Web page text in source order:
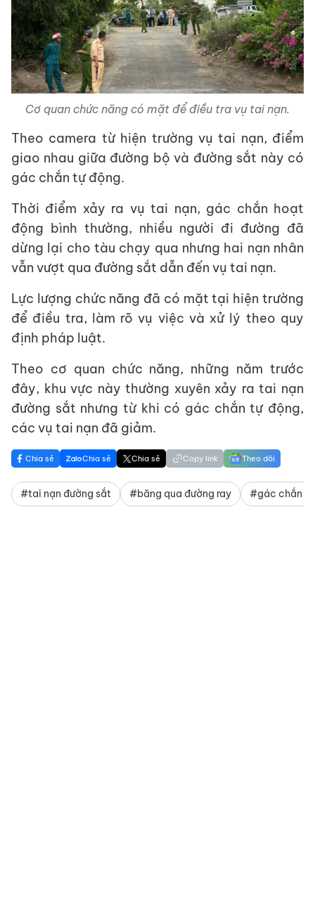
Cơ quan chức năng có mặt để điều tra vụ tai nạn.
Theo camera từ hiện trường vụ tai nạn, điểm
giao nhau giữa đường bộ và đường sắt này có
gác chắn tự động.
Thời điểm xảy ra vụ tai nạn, gác chắn hoạt
động bình thường, nhiều người đi đường đã
dừng lại cho tàu chạy qua nhưng hai nạn nhân
vẫn vượt qua đường sắt dẫn đến vụ tai nạn.
Lực lượng chức năng đã có mặt tại hiện trường
để điều tra, làm rõ vụ việc và xử lý theo quy
định pháp luật.
Theo cơ quan chức năng, những năm trước
đây, khu vực này thường xuyên xảy ra tai nạn
đường sắt nhưng từ khi có gác chắn tự động,
các vụ tai nạn đã giảm.
Chia sẻ Chia sẻ Chia sẻ Copy link Theo dõi
#tai nạn đường sắt #băng qua đường ray #gác chắn